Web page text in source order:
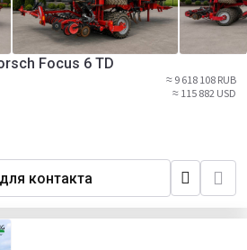
Focus 6 TD
≈ 9 618 108 RUB
≈ 115 882 USD
контакта